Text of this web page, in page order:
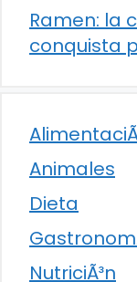
Ramen: la
conquista
Animales
Dieta
NutriciÃ³n